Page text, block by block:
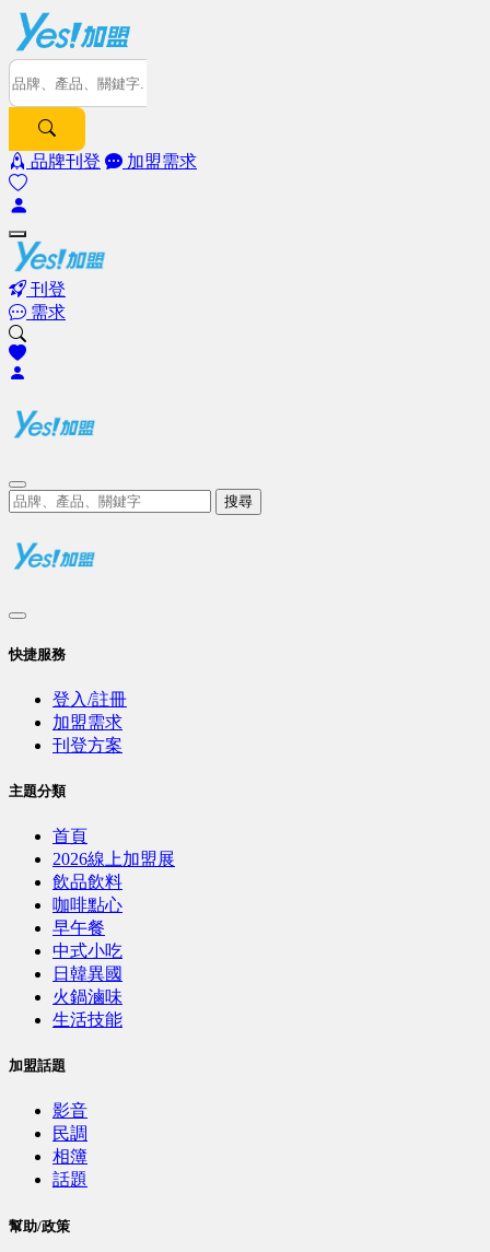
品牌刊登 加盟需求
刊登
需求
搜尋
快捷服務
登入/註冊
加盟需求
刊登方案
主題分類
首頁
2026線上加盟展
飲品飲料
咖啡點心
早午餐
中式小吃
日韓異國
火鍋滷味
生活技能
加盟話題
影音
民調
相簿
話題
幫助/政策